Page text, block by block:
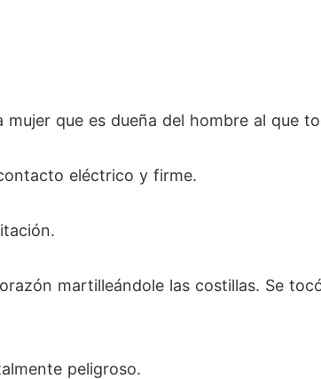
que es dueña del hombre al que
eléctrico y firme.
martilleándole las costillas. Se
peligroso.